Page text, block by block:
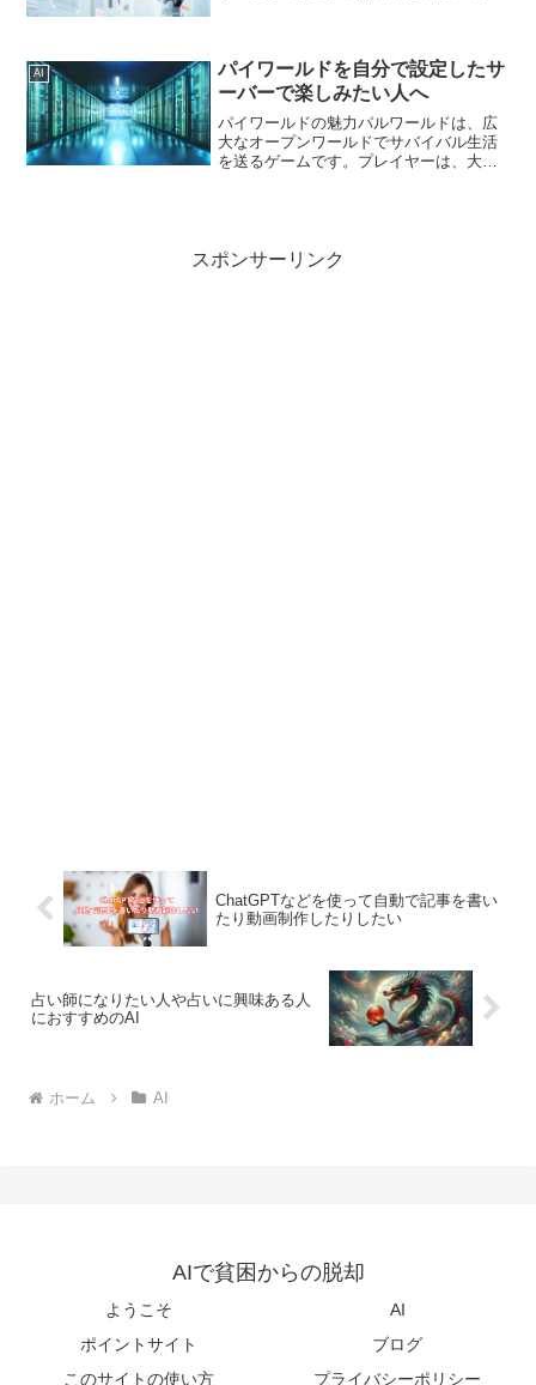
グ...
AI
パイワールドを自分で設定したサ
ーバーで楽しみたい人へ
パイワールドの魅力パルワールドは、広
大なオープンワールドでサバイバル生活
を送るゲームです。プレイヤーは、大小
スポンサーリンク
ChatGPTなどを使って自動で記事を書い
たり動画制作したりしたい
占い師になりたい人や占いに興味ある人
におすすめのAI
ホーム AI
AIで貧困からの脱却
ようこそ
AI
ポイントサイト
ブログ
このサイトの使い方
プライバシーポリシー